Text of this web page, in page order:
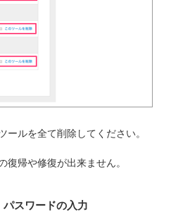
ールを全て削除してください。
帰や修復が出来ません。
スワードの入力